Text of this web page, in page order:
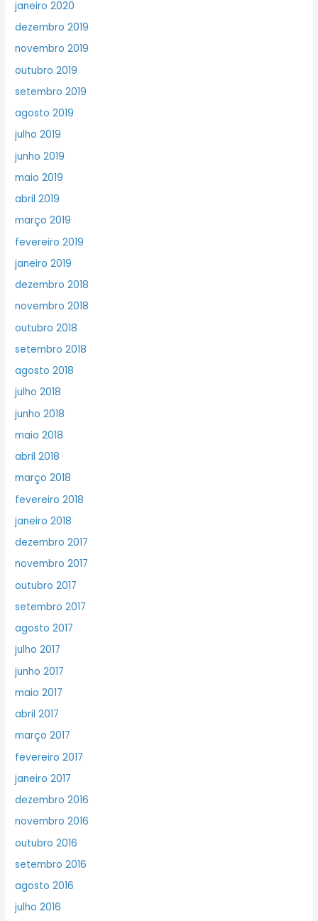
janeiro 2020
dezembro 2019
novembro 2019
outubro 2019
setembro 2019
agosto 2019
julho 2019
junho 2019
maio 2019
abril 2019
março 2019
fevereiro 2019
janeiro 2019
dezembro 2018
novembro 2018
outubro 2018
setembro 2018
agosto 2018
julho 2018
junho 2018
maio 2018
abril 2018
março 2018
fevereiro 2018
janeiro 2018
dezembro 2017
novembro 2017
outubro 2017
setembro 2017
agosto 2017
julho 2017
junho 2017
maio 2017
abril 2017
março 2017
fevereiro 2017
janeiro 2017
dezembro 2016
novembro 2016
outubro 2016
setembro 2016
agosto 2016
julho 2016